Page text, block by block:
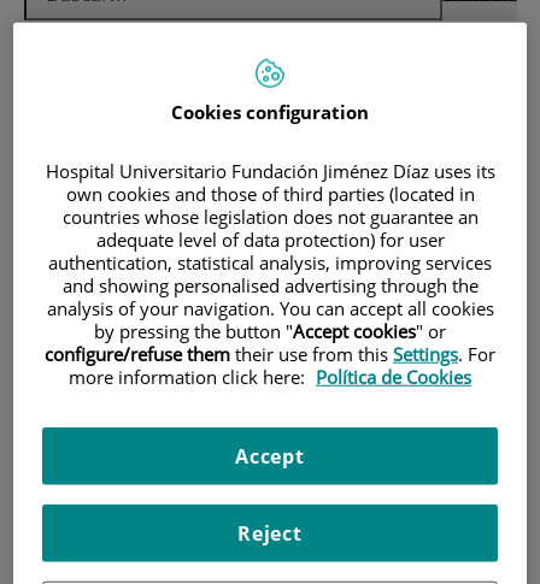
Pacientes y visitantes
Investigación
Cookies configuration
Hospital Universitario Fundación Jiménez Díaz uses its
own cookies and those of third parties (located in
countries whose legislation does not guarantee an
adequate level of data protection) for user
authentication, statistical analysis, improving services
and showing personalised advertising through the
analysis of your navigation. You can accept all cookies
by pressing the button "Accept cookies" or
configure/refuse them their use from this Settings. For
more information click here: Política de Cookies
Reject
Accept